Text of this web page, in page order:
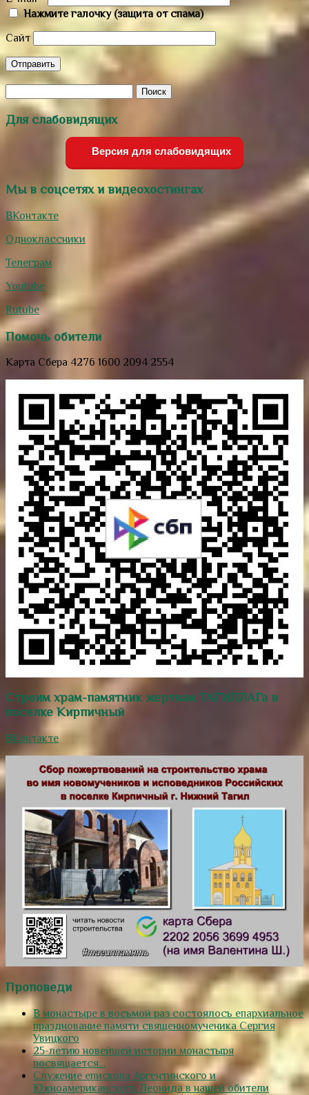
Нажмите галочку (защита от спама)
Сайт
Для слабовидящих
Версия для слабовидящих
Мы в соцсетях и видеохостингах
ВКонтакте
Одноклассники
Телеграм
Youtube
Rutube
Помочь обители
Карта Сбера 4276 1600 2094 2554
Строим храм-памятник жертвам ТАГИЛЛАГа в
поселке Кирпичный
ВКонтакте
Проповеди
В монастыре в восьмой раз состоялось епархиальное
празднование памяти священномученика Сергия
Увицкого
25-летию новейшей истории монастыря
посвящается…
Служение епископа Аргентинского и
Южноамериканского Леонида в нашей обители